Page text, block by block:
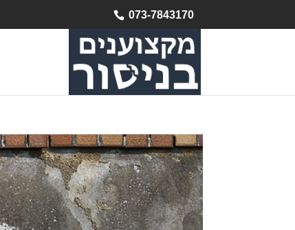
073-7843170